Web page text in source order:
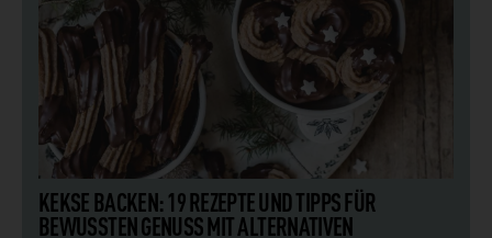
KEKSE BACKEN: 19 REZEPTE UND TIPPS FÜR
BEWUSSTEN GENUSS MIT ALTERNATIVEN